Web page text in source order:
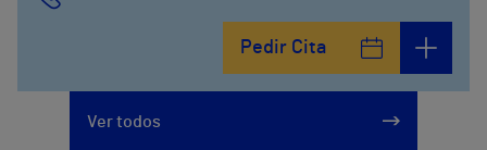
Pedir Cita
Ver todos